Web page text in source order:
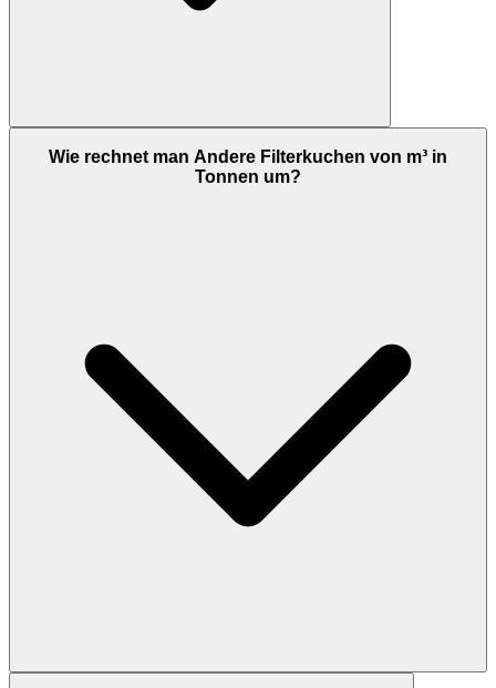
Wie rechnet man Andere Filterkuchen von m³ in
Tonnen um?